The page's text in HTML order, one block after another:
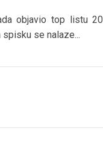
objavio top listu 20
spisku se nalaze...